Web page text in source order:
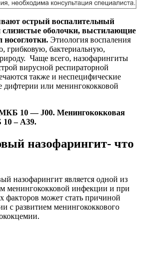
острый воспалительный
оболочки, выстилающие
носоглотки. Этиология воспаления
грибковую, бактериальную,
Чаще всего, назофарингиты
вирусной респираторной
также и неспецифические
дифтерии или менингококковой
10 — J00. Менингококковая
– А39.
назофарингит- что
назофарингит является одной из
менингококковой инфекции и при
факторов может стать причиной
с развитием менингококкового